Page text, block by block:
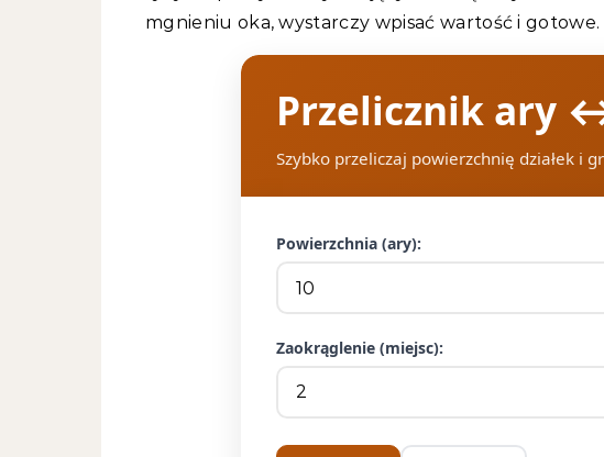
mgnieniu oka, wystarczy wpisać wartość i gotowe.
Przelicznik ary
Szybko przeliczaj powierzchnię działek i
Powierzchnia (ary):
Zaokrąglenie (miejsc):